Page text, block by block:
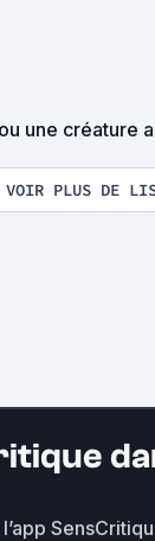
une créature
VOIR PLUS DE